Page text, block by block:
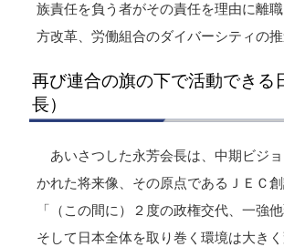
族責任を負う者がその責任を理由に離
方改革、労働組合のダイバーシティの
再び連合の旗の下で活動できる
長）
あいさつした永芳会長は、中期ビジ
かれた将来像、その原点であるＪＥＣ
「（この間に）２度の政権交代、一強
そして日本全体を取り巻く環境は大き